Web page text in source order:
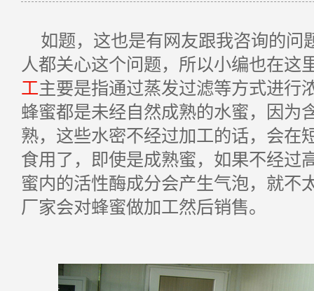
如题，这也是有网友跟我咨询的问
人都关心这个问题，所以小编也在这
工主要是指通过蒸发过滤等方式进行
蜂蜜都是未经自然成熟的水蜜，因为
熟，这些水密不经过加工的话，会在
食用了，即使是成熟蜜，如果不经过
蜜内的活性酶成分会产生气泡，就不
厂家会对蜂蜜做加工然后销售。